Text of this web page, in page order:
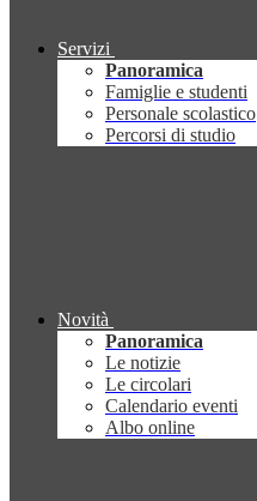
Servizi
Panoramica
Famiglie e studenti
Personale scolastico
Percorsi di studio
Novità
Panoramica
Le notizie
Le circolari
Calendario eventi
Albo online